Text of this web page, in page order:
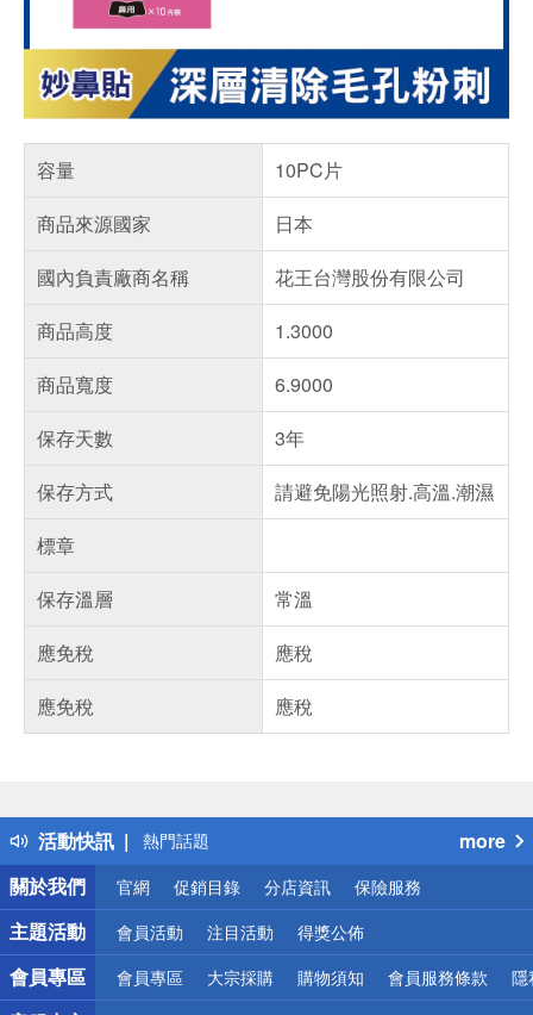
容量
10PC片
商品來源國家
日本
國內負責廠商名稱
花王台灣股份有限公司
商品高度
1.3000
商品寬度
6.9000
保存天數
3年
保存方式
請避免陽光照射.高溫.潮濕
標章
保存溫層
常溫
應免稅
應稅
應免稅
應稅
活動快訊
得獎公告
熱門話題
銀行優惠
偏遠地區配送
詐騙網頁！請小心！
more
關於我們
官網 促銷目錄 分店資訊 保險服務
主題活動 會員活動 注目活動 得獎公佈
會員專區 會員專區 大宗採購 購物須知 會員服務條款 隱